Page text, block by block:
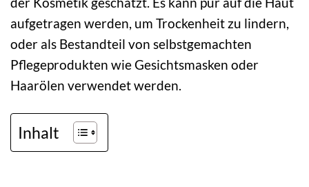
aufgetragen werden, um Trockenheit zu lindern,
oder als Bestandteil von selbstgemachten
Pflegeprodukten wie Gesichtsmasken oder
Haarölen verwendet werden.
Inhalt